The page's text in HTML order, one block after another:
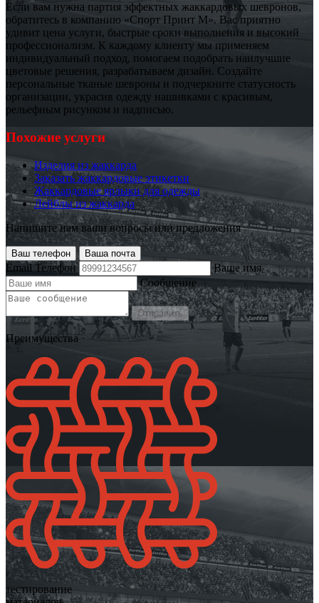
Если вам нужна партия эффектных жаккардовых шевронов,
обратитесь в компанию «Спорт Принт М». Вас приятно
удивит цена услуги, быстрые сроки выполнения и высокий
профессионализм. К каждому клиенту мы применяем
индивидуальный подход, помогаем подобрать наилучшие
цветовые решения, разрабатываем дизайн. Создайте
персональные тканые шевроны и подчеркните статусность
организации, украсив одежду нашивками с красивым,
рельефным рисунком и надписью.
Похожие услуги
Изделия из жаккарда
Заказать жаккардовые этикетки
Жаккардовые ярлыки для одежды
Лейблы из жаккарда
Напишите нам ваши вопросы или предложения
Ваш телефон Ваша почта
Email Телефон
Ваше имя
Сообщение
Отправить
Преимущества
тестирование